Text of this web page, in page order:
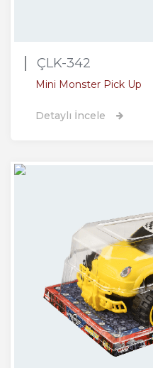
ÇLK-342
Mini Monster Pick Up
Detaylı İncele